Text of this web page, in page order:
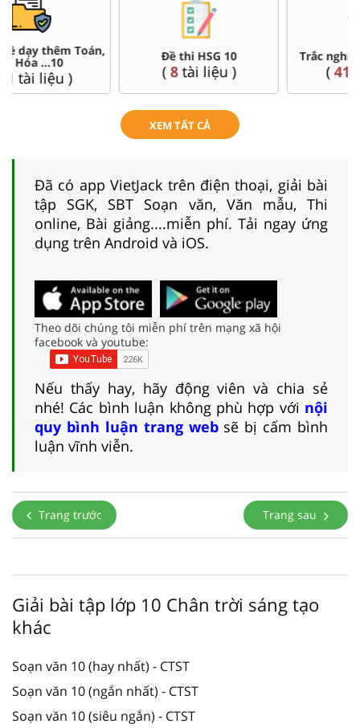
Đề thi HSG 10
(8tài liệu )
Trắc nghiệm đúng sai 10
(41
XEM TẤT CẢ
Đã có app VietJack trên điện thoại, giải bài
tập SGK, SBT Soạn văn, Văn mẫu, Thi
online, Bài giảng....miễn phí. Tải ngay ứng
dụng trên Android và iOS.
Theo dõi chúng tôi miễn phí trên mạng xã hội
facebook và youtube:
Nếu thấy hay, hãy động viên và chia sẻ
nhé! Các bình luận không phù hợp với nội
quy bình luận trang websẽ bị cấm bình
luận vĩnh viễn.
Trang trước Trang sau
Giải bài tập lớp 10 Chân trời sáng tạo
khác
Soạn văn 10 (hay nhất) - CTST
Soạn văn 10 (ngắn nhất) - CTST
Soạn văn 10 (siêu ngắn) - CTST